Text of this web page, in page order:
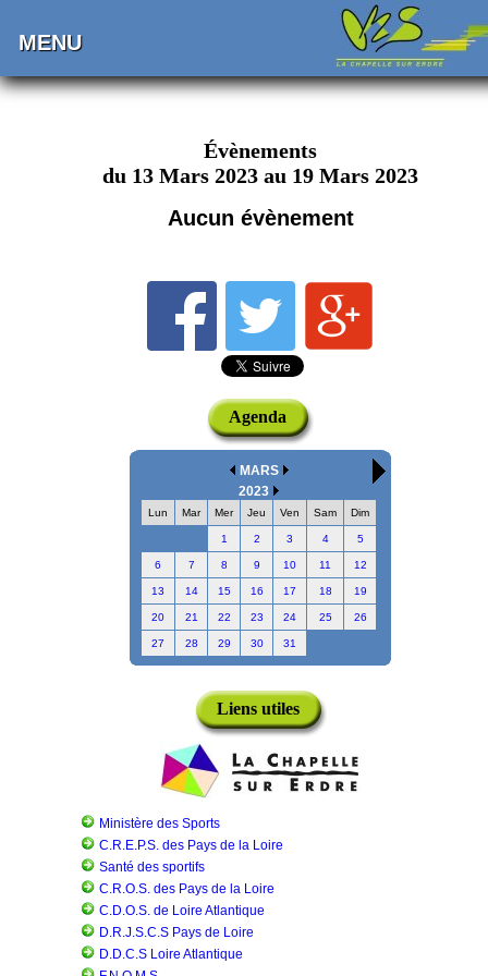
MENU
Évènements
du 13 Mars 2023 au 19 Mars 2023
Aucun évènement
Agenda
MARS
2023
Lun Mar Mer Jeu Ven Sam Dim
1 2 3 4 5
6 7 8 9 10 11 12
13 14 15 16 17 18 19
20 21 22 23 24 25 26
27 28 29 30 31
Liens utiles
Ministère des Sports
C.R.E.P.S. des Pays de la Loire
Santé des sportifs
C.R.O.S. des Pays de la Loire
C.D.O.S. de Loire Atlantique
D.R.J.S.C.S Pays de Loire
D.D.C.S Loire Atlantique